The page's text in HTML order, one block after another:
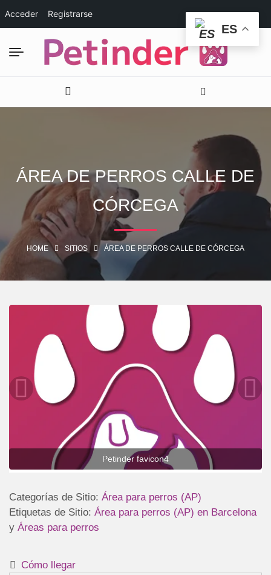
Acceder Registrarse
ÁREA DE PERROS CALLE DE
CÓRCEGA
HOME SITIOS ÁREA DE PERROS CALLE DE CÓRCEGA
Petinder favicon4
Categorías de Sitio: Área para perros (AP)
Etiquetas de Sitio: Área para perros (AP) en Barcelona
y Áreas para perros
Cómo llegar
ES